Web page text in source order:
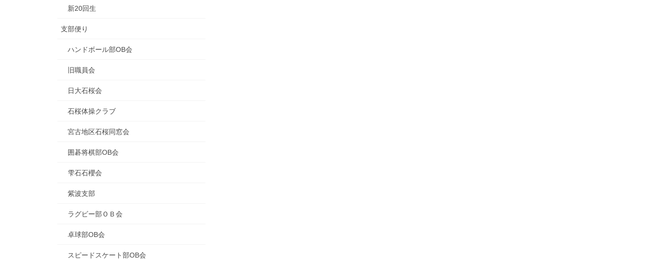
新20回生
支部便り
ハンドボール部OB会
旧職員会
日大石桜会
石桜体操クラブ
宮古地区石桜同窓会
囲碁将棋部OB会
雫石石櫻会
紫波支部
ラグビー部ＯＢ会
卓球部OB会
スピードスケート部OB会